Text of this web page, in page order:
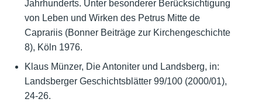
Jahrhunderts. Unter besonderer Berücksichtigung
von Leben und Wirken des Petrus Mitte de
Caprariis (Bonner Beiträge zur Kirchengeschichte
8), Köln 1976.
Klaus Münzer, Die Antoniter und Landsberg, in:
Landsberger Geschichtsblätter 99/100 (2000/01),
24-26.